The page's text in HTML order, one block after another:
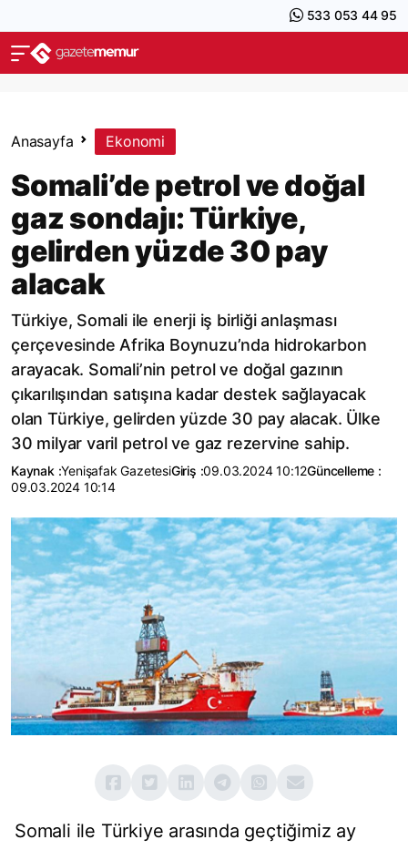
533 053 44 95
Anasayfa Ekonomi
Somali’de petrol ve doğal
gaz sondajı: Türkiye,
gelirden yüzde 30 pay
alacak
Türkiye, Somali ile enerji iş birliği anlaşması
çerçevesinde Afrika Boynuzu’nda hidrokarbon
arayacak. Somali’nin petrol ve doğal gazının
çıkarılışından satışına kadar destek sağlayacak
olan Türkiye, gelirden yüzde 30 pay alacak. Ülke
30 milyar varil petrol ve gaz rezervine sahip.
Kaynak :Yenişafak GazetesiGiriş :09.03.2024 10:12Güncelleme :
09.03.2024 10:14
Somali ile Türkiye arasında geçtiğimiz ay